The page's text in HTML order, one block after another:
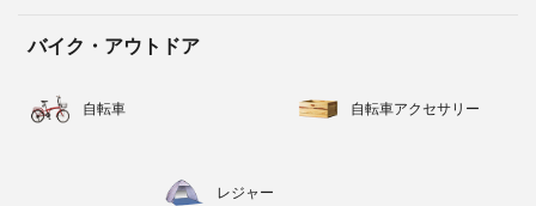
バイク・アウトドア
自転車 自転車アクセサリー
レジャー